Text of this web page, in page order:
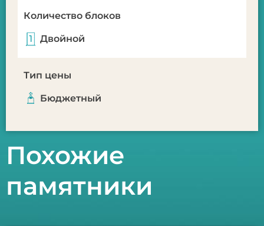
Количество блоков
Двойной
Тип цены
Бюджетный
Похожие
памятники